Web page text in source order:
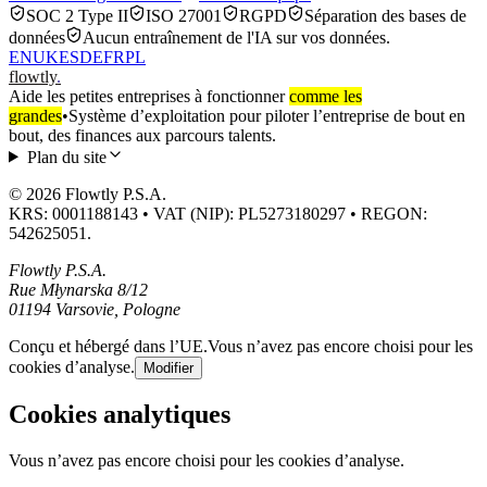
SOC 2 Type II
ISO 27001 RGPD
Séparation des bases de
données
Aucun entraînement de l'IA sur vos données.
ENUKESDEFRPL
flowtly.
Aide les petites entreprises à fonctionnercomme les
grandes•Système d’exploitation pour piloter l’entreprise de bout en
bout, des finances aux parcours talents.
Plan du site
© 2026 Flowtly P.S.A.
KRS: 0001188143 • VAT (NIP): PL5273180297 • REGON:
542625051.
Flowtly P.S.A.
Rue Młynarska 8/12
01194 Varsovie, Pologne
Conçu et hébergé dans l’UE.Vous n’avez pas encore choisi pour les
cookies d’analyse.
Modifier
Cookies analytiques
Vous n’avez pas encore choisi pour les cookies d’analyse.